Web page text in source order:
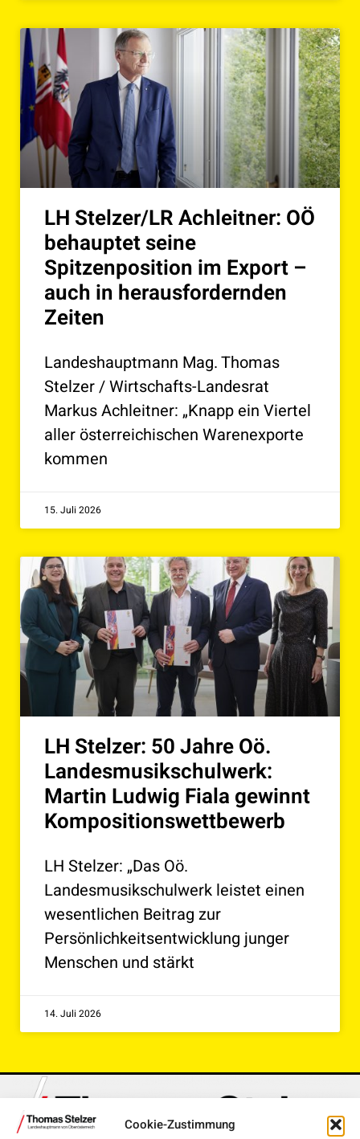
Cookie-Zustimmung
LH Stelzer/LR Achleitner: OÖ
behauptet seine
Spitzenposition im Export –
auch in herausfordernden
Zeiten
Landeshauptmann Mag. Thomas
Stelzer / Wirtschafts-Landesrat
Markus Achleitner: „Knapp ein Viertel
aller österreichischen Warenexporte
kommen
15. Juli 2026
LH Stelzer: 50 Jahre Oö.
Landesmusikschulwerk:
Martin Ludwig Fiala gewinnt
Kompositionswettbewerb
LH Stelzer: „Das Oö.
Landesmusikschulwerk leistet einen
wesentlichen Beitrag zur
Persönlichkeitsentwicklung junger
Menschen und stärkt
14. Juli 2026